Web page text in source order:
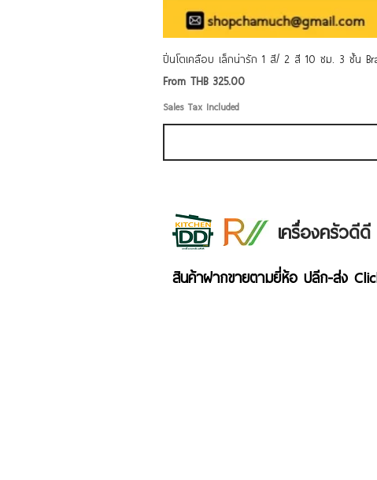
ปิ่นโตเคลือบ เล็กน่ารัก 1 สี/ 2 สี 10 ซม. 3 ชั้น
From THB 325.00
Sale Price
Sales Tax Included
เครื่องครัวดีดี
สินค้าฝากขายตามยี่ห้อ ปลีก-ส่ง